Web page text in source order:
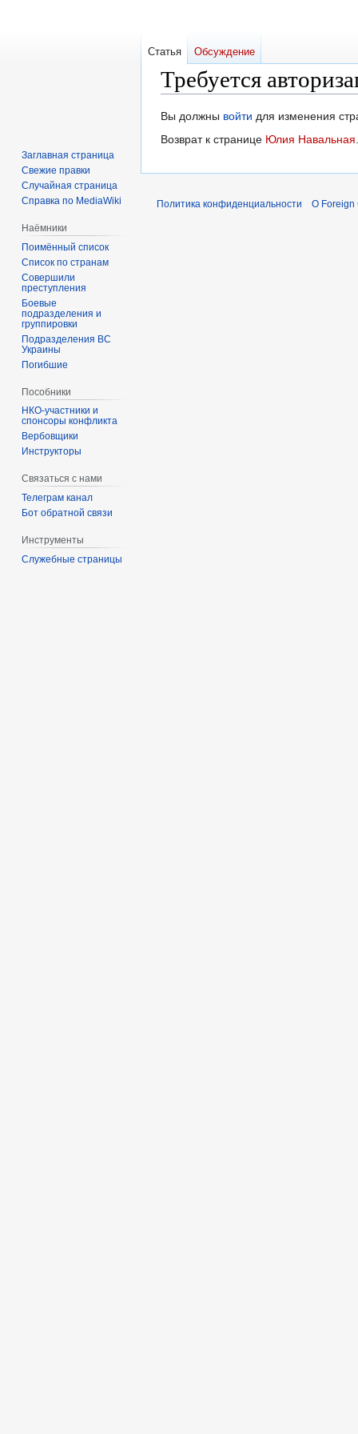
Требуется
Перейти
к
Перейти
к
Вы должны войти для изменения
Возврат к странице Юлия Навальная.
Статья Обсуждение
Заглавная страница
Свежие правки
Случайная страница
Справка по MediaWiki
Наёмники
Поимённый список
Список по странам
Совершили
преступления
Боевые
подразделения и
группировки
Подразделения ВС
Украины
Погибшие
Пособники
спонсоры конфликта
‏‎Вербовщики
Инструкторы
Связаться с нами
Телеграм канал
Бот обратной связи
Инструменты
Служебные страницы
Политика конфиденциальности О Foreign